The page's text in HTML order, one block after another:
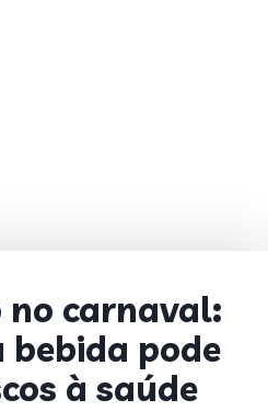
no carnaval:
bebida pode
à saúde